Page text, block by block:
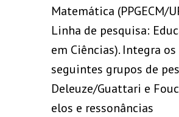
Matemática (PPGECM/
Linha de pesquisa:
em Ciências). Integra os
seguintes grupos de
Deleuze/Guattari e
elos e ressonâncias